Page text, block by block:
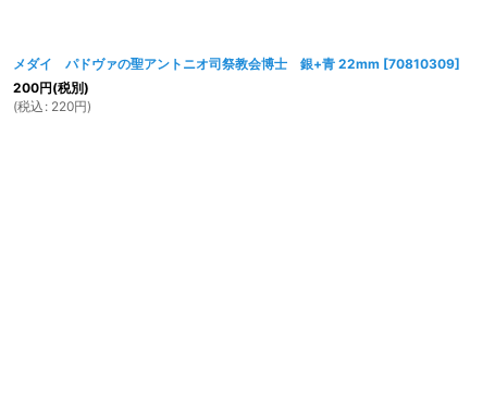
メダイ パドヴァの聖アントニオ司祭教会博士 銀+青 22mm [70810309]
200円(税別)
(税込 : 220円)